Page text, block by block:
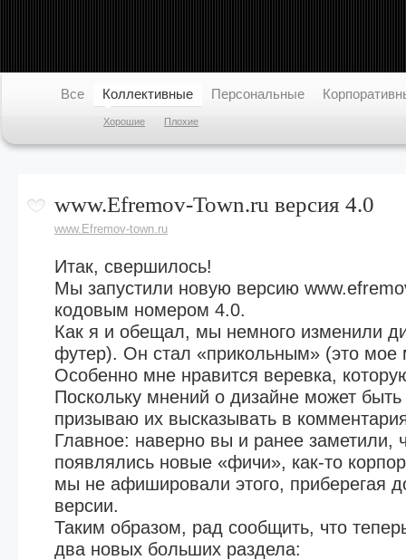
город Ефремов
первый информационный
портал
Все Коллективные
Хорошие Плохие
Персональные
www.Efremov-Town.ru версия 4.0
www.Efremov-town.ru
Итак, свершилось!
Мы запустили новую версию
кодовым номером 4.0.
Как я и обещал, мы немного изменили
футер). Он стал «прикольным» (это мое
Особенно мне нравится веревка,
Поскольку мнений о дизайне может
призываю их высказывать в
Главное: наверно вы и ранее заметили,
появлялись новые «фичи», как-то
мы не афишировали этого, приберегая
версии.
Таким образом, рад сообщить, что
два новых больших раздела: